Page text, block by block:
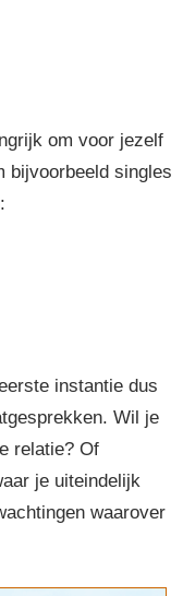
om voor jezelf
bijvoorbeeld singles
instantie dus
Wil je
relatie? Of
je uiteindelijk
waarover